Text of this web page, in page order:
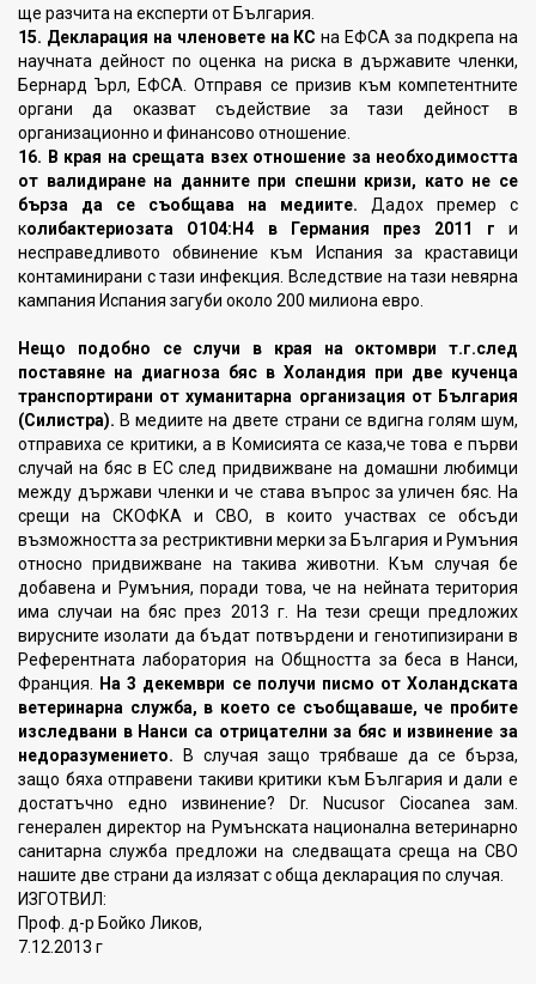
ще разчита на експерти от България.
15. Декларация на членовете на КС на ЕФСА за подкрепа на
научната дейност по оценка на риска в държавите членки,
Бернард Ърл, ЕФСА. Отправя се призив към компетентните
органи да оказват съдействие за тази дейност в
организационно и финансово отношение.
16. В края на срещата взех отношение за необходимостта
от валидиране на данните при спешни кризи, като не се
бърза да се съобщава на медиите. Дадох премер с
колибактериозата О104:Н4 в Германия през 2011 г и
несправедливото обвинение към Испания за краставици
контаминирани с тази инфекция. Вследствие на тази невярна
кампания Испания загуби около 200 милиона евро.
Нещо подобно се случи в края на октомври т.г.след
поставяне на диагноза бяс в Холандия при две кученца
транспортирани от хуманитарна организация от България
(Силистра). В медиите на двете страни се вдигна голям шум,
отправиха се критики, а в Комисията се каза,че това е първи
случай на бяс в ЕС след придвижване на домашни любимци
между държави членки и че става въпрос за уличен бяс. На
срещи на СКОФКА и СВО, в които участвах се обсъди
възможността за рестриктивни мерки за България и Румъния
относно придвижване на такива животни. Към случая бе
добавена и Румъния, поради това, че на нейната територия
има случаи на бяс през 2013 г. На тези срещи предложих
вирусните изолати да бъдат потвърдени и генотипизирани в
Референтната лаборатория на Общността за беса в Нанси,
Франция.
На 3 декември се получи писмо от Холандската
ветеринарна служба, в което се съобщаваше, че пробите
изследвани в Нанси са отрицателни за бяс и извинение за
недоразумението.
В случая защо трябваше да се бърза,
защо бяха отправени такиви критики към България и дали е
достатъчно едно извинение? Dr. Nucusor Ciocanea зам.
генерален директор на Румънската национална ветеринарно
санитарна служба предложи на следващата среща на СВО
нашите две страни да излязат с обща декларация по случая.
ИЗГОТВИЛ:
Проф. д-р Бойко Ликов,
7.12.2013 г